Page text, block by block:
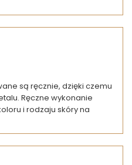
są ręcznie, dzięki czemu
Ręczne wykonanie
i rodzaju skóry na